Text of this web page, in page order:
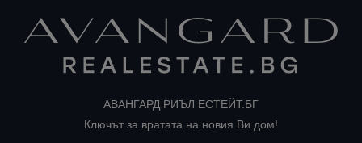
АВАНГАРД РИЪЛ ЕСТЕЙТ.БГ
Ключът за вратата на новия Ви дом!